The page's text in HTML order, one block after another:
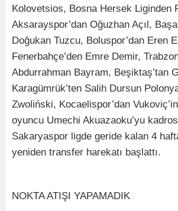
Kolovetsios, Bosna Hersek Liginden
Aksarayspor’dan Oğuzhan Açıl,
Doğukan Tuzcu, Boluspor’dan Eren
Fenerbahçe’den Emre Demir,
Abdurrahman Bayram, Beşiktaş’tan
Karagümrük’ten Salih Dursun
Zwoliński, Kocaelispor’dan
oyuncu Umechi Akuazaoku’yu
Sakaryaspor ligde geride kalan 4
yeniden transfer harekatı başlattı.
NOKTA ATIŞI YAPAMADIK